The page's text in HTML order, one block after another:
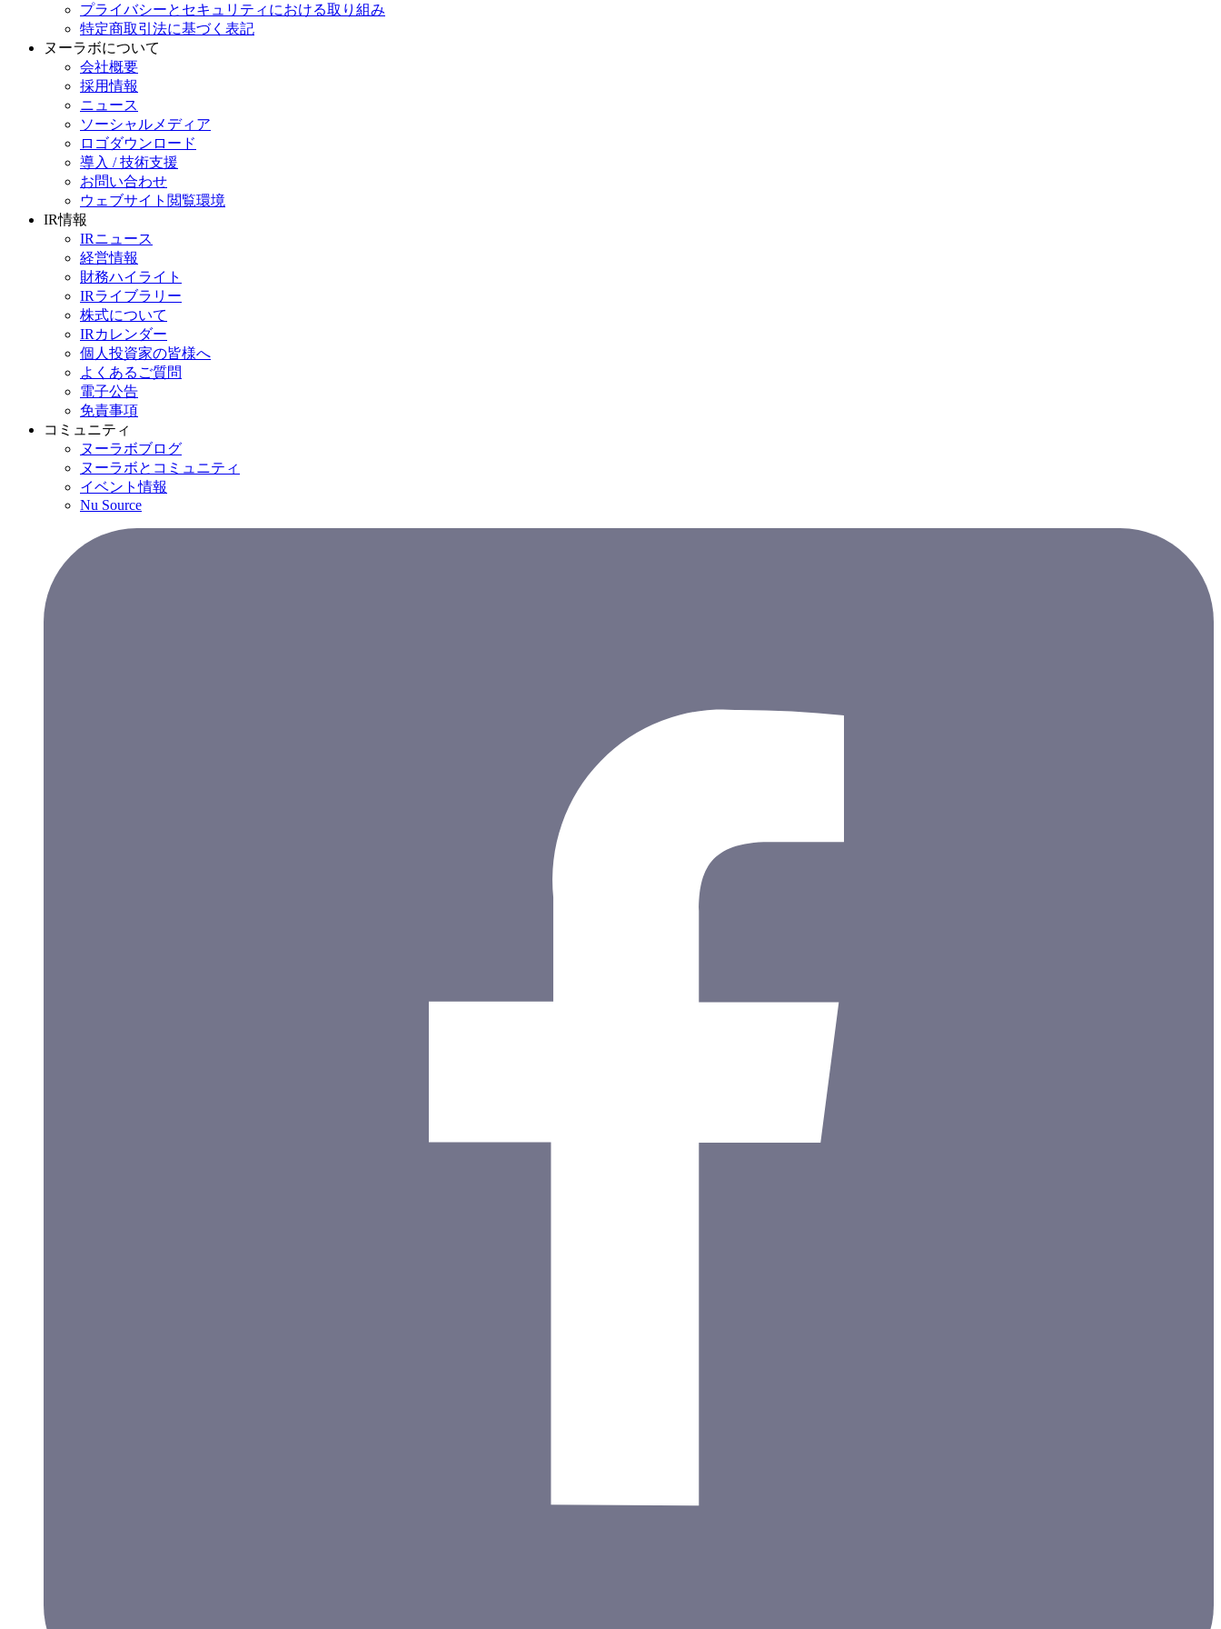
プライバシーとセキュリティにおける取り組み
特定商取引法に基づく表記
ヌーラボについて
会社概要
採用情報
ニュース
ソーシャルメディア
ロゴダウンロード
導入 / 技術支援
お問い合わせ
ウェブサイト閲覧環境
IR情報
IRニュース
経営情報
財務ハイライト
IRライブラリー
株式について
IRカレンダー
個人投資家の皆様へ
よくあるご質問
電子公告
免責事項
コミュニティ
ヌーラボブログ
ヌーラボとコミュニティ
イベント情報
Nu Source